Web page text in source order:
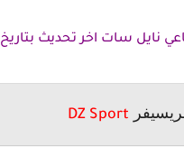
سات اخر تحديث بتاريخ 11-1-2015
DZ Sport